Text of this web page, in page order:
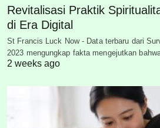
Revitalisasi Praktik
di Era Digital
St Francis Luck Now - Data terbaru dari
2023 mengungkap fakta mengejutkan
2 weeks ago